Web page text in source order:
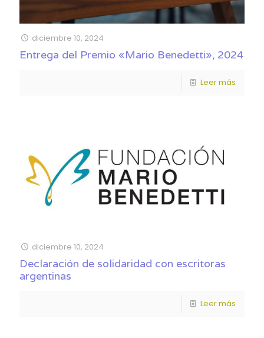
diciembre 10, 2024
Entrega del Premio «Mario Benedetti», 2024
Leer más
diciembre 10, 2024
Declaración de solidaridad con escritoras
argentinas
Leer más